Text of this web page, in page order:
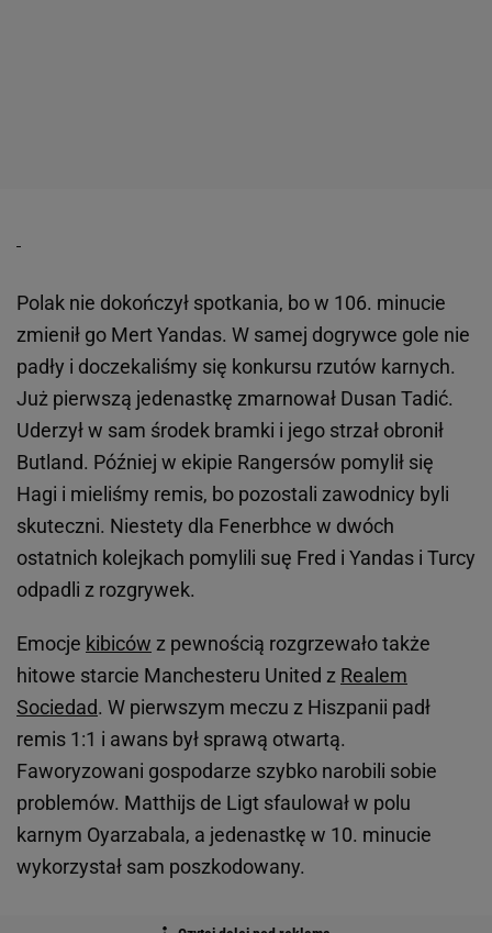
Polak nie dokończył spotkania, bo w 106. minucie
zmienił go Mert Yandas. W samej dogrywce gole nie
padły i doczekaliśmy się konkursu rzutów karnych.
Już pierwszą jedenastkę zmarnował Dusan Tadić.
Uderzył w sam środek bramki i jego strzał obronił
Butland. Później w ekipie Rangersów pomylił się
Hagi i mieliśmy remis, bo pozostali zawodnicy byli
skuteczni. Niestety dla Fenerbhce w dwóch
ostatnich kolejkach pomylili suę Fred i Yandas i Turcy
odpadli z rozgrywek.
Emocje kibiców z pewnością rozgrzewało także
hitowe starcie Manchesteru United z Realem
Sociedad. W pierwszym meczu z Hiszpanii padł
remis 1:1 i awans był sprawą otwartą.
Faworyzowani gospodarze szybko narobili sobie
problemów. Matthijs de Ligt sfaulował w polu
karnym Oyarzabala, a jedenastkę w 10. minucie
wykorzystał sam poszkodowany.